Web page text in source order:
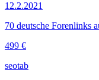
12.2.2021
70 deutsche Forenlinks
499 €
seotab